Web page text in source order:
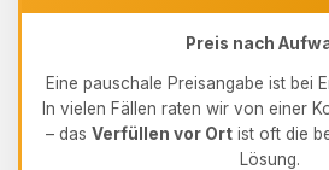
Preis nach
Eine pauschale Preisangabe ist bei
In vielen Fällen raten wir von einer
– das Verfüllen vor Ort ist oft die
Lösung.